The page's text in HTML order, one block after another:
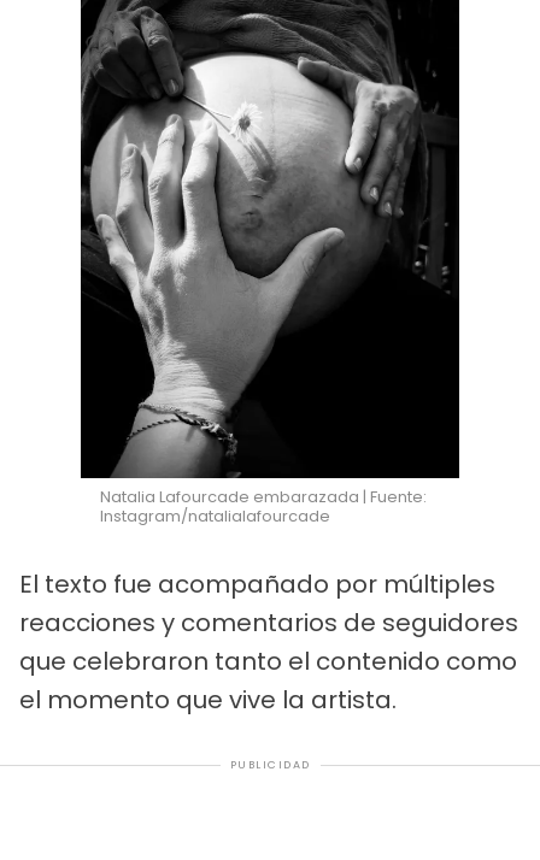
Natalia Lafourcade embarazada | Fuente:
Instagram/natalialafourcade
El texto fue acompañado por múltiples
reacciones y comentarios de seguidores
que celebraron tanto el contenido como
el momento que vive la artista.
PUBLICIDAD